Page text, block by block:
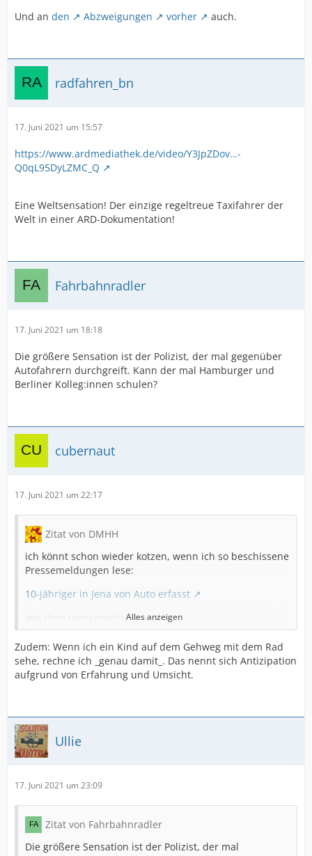
Und an den Abzweigungen vorher auch.
radfahren_bn
17. Juni 2021 um 15:57
https://www.ardmediathek.de/video/Y3JpZDov…-
Q0qL95DyLZMC_Q
Eine Weltsensation! Der einzige regeltreue Taxifahrer der
Welt in einer ARD-Dokumentation!
Fahrbahnradler
17. Juni 2021 um 18:18
Die größere Sensation ist der Polizist, der mal gegenüber
Autofahrern durchgreift. Kann der mal Hamburger und
Berliner Kolleg:innen schulen?
cubernaut
17. Juni 2021 um 22:17
Zitat von DMHH
ich könnt schon wieder kotzen, wenn ich so beschissene
Pressemeldungen lese:
10-jähriger in Jena von Auto erfasst
presseportal
klar, echt mal, wie doof, da einfach ohne zu gucken vom
Gehweg auf die Fahrbahn zu wechseln...
Hier ein Foto von der betreffenen Straße:
Mapillary
Das ist ein verschissener verkehrsberuhigter Bereich!!!+
Alles anzeigen
Zudem: Wenn ich ein Kind auf dem Gehweg mit dem Rad
sehe, rechne ich _genau damit_. Das nennt sich Antizipation
aufgrund von Erfahrung und Umsicht.
Ullie
17. Juni 2021 um 23:09
Zitat von Fahrbahnradler
Die größere Sensation ist der Polizist, der mal